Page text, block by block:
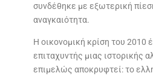
συνδέθηκε με εξωτερική
αναγκαιότητα.
Η οικονομική κρίση του 2010
επιταχυντής μιας ιστορικής
επιμελώς αποκρυφτεί: το